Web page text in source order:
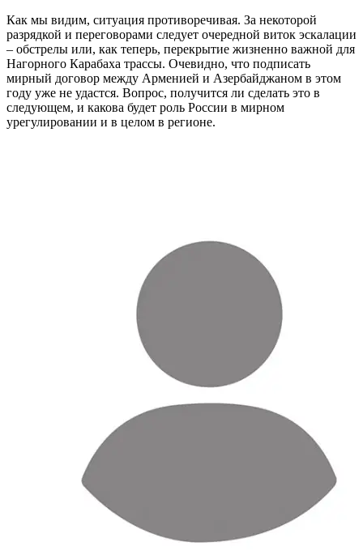
Как мы видим, ситуация противоречивая. За некоторой
разрядкой и переговорами следует очередной виток эскалации
– обстрелы или, как теперь, перекрытие жизненно важной для
Нагорного Карабаха трассы. Очевидно, что подписать
мирный договор между Арменией и Азербайджаном в этом
году уже не удастся. Вопрос, получится ли сделать это в
следующем, и какова будет роль России в мирном
урегулировании и в целом в регионе.